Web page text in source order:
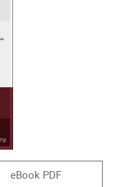
eBook PDF